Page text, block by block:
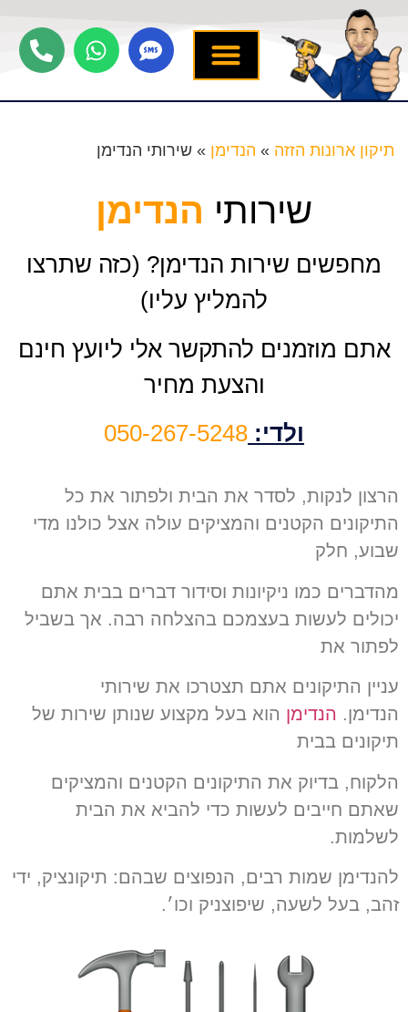
תיקון ארונות הזזה » הנדימן » שירותי הנדימן
שירותי הנדימן
מחפשים שירות הנדימן? (כזה שתרצו
להמליץ עליו)
אתם מוזמנים להתקשר אלי ליועץ חינם
והצעת מחיר
ולדי: 050-267-5248
הרצון לנקות, לסדר את הבית ולפתור את כל
התיקונים הקטנים והמציקים עולה אצל כולנו מדי
שבוע, חלק
מהדברים כמו ניקיונות וסידור דברים בבית אתם
יכולים לעשות בעצמכם בהצלחה רבה. אך בשביל
לפתור את
עניין התיקונים אתם תצטרכו את שירותי
הנדימן. הנדימן הוא בעל מקצוע שנותן שירות של
תיקונים בבית
הלקוח, בדיוק את התיקונים הקטנים והמציקים
שאתם חייבים לעשות כדי להביא את הבית
לשלמות.
להנדימן שמות רבים, הנפוצים שבהם: תיקונציק, ידי
זהב, בעל לשעה, שיפוצניק וכו׳.